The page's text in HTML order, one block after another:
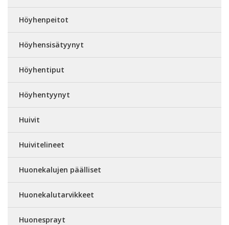
Höyhenpeitot
Höyhensisätyynyt
Höyhentiput
Höyhentyynyt
Huivit
Huivitelineet
Huonekalujen päälliset
Huonekalutarvikkeet
Huonesprayt